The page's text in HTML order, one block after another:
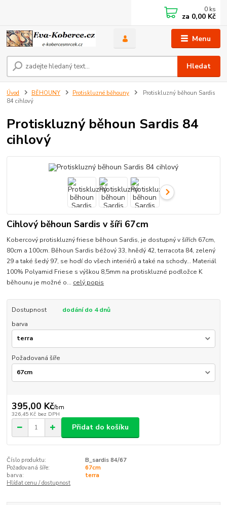
Menu
Hledat
0 ks
za 0,00 Kč
Úvod BĚHOUNY Protiskluzné běhouny
Protiskluzný běhoun Sardis
84 cihlový
Protiskluzný běhoun Sardis 84
cihlový
Cihlový běhoun Sardis v šíři 67cm
Kobercový protiskluzný friese běhoun Sardis, je dostupný v šířích 67cm,
80cm a 100cm. Běhoun Sardis béžový 33, hnědý 42, terracota 84, zelený
29 a také šedý 97, se hodí do všech interiérů a také na schody... Materiál
100% Polyamid Friese s výškou 8,5mm na protiskluzné podložce K
běhounu je možné o... celý popis
Dostupnost
dodání do 4 dnů
barva
Požadovaná šíře
395,00 Kč/bm
326,45 Kč bez DPH
Přidat do košíku
Číslo produktu:
B_sardis 84/67
Požadovaná šíře:
67cm
barva:
terra
Hlídat cenu / dostupnost